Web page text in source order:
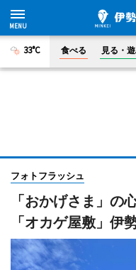
33°C 食べる 見る・
フォトフラッシュ
「おかげさま」の
「オカゲ屋敷」伊